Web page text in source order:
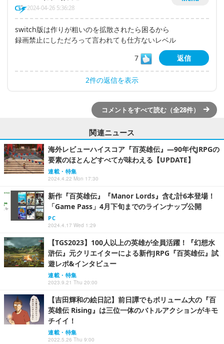
2024-04-26 5:36:28
switch版は作りが粗いのを拡散されたら困るから
録画禁止にしただろって言われても仕方ないレベル
7
返信
2件の返信を表示
コメントをすべて読む（全28件）
関連ニュース
海外レビューハイスコア『百英雄伝』―90年代JRPGの
要素のほとんどすべてが味わえる【UPDATE】
連載・特集
2024.4.22 Mon 17:30
新作『百英雄伝』『Manor Lords』含む計6本登場！
「Game Pass」4月下旬までのラインナップ公開
PC
2024.4.17 Wed 1:29
【TGS2023】100人以上の英雄が全員活躍！『幻想水
滸伝』元クリエイターによる新作JRPG『百英雄伝』試
遊レポ&インタビュー
連載・特集
2023.9.21 Thu 20:00
【吉田輝和の絵日記】前日譚でもボリューム大の『百
英雄伝 Rising』は三位一体のバトルアクションがキモ
チイイ！
連載・特集
2022.5.26 Thu 9:00